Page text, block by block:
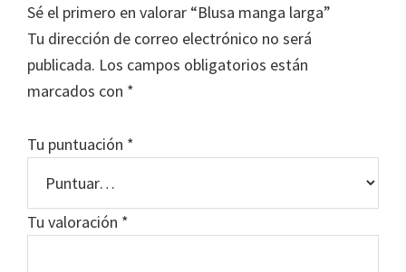
Sé el primero en valorar “Blusa manga larga”
Tu dirección de correo electrónico no será
publicada. Los campos obligatorios están
marcados con *
Tu puntuación *
Tu valoración *